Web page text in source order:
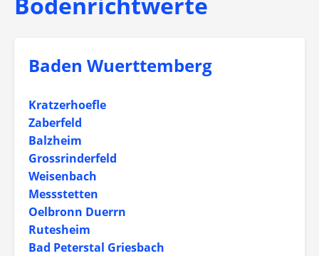
Baden Wuerttemberg
Kratzerhoefle
Zaberfeld
Balzheim
Grossrinderfeld
Weisenbach
Messstetten
Oelbronn Duerrn
Rutesheim
Bad Peterstal Griesbach